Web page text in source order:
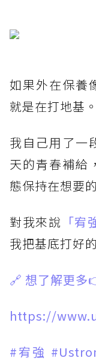
如果外在保養
就是在打地基。
我自己用了一
天的青春補給
態保持在想要
對我來說 「宥
我把基底打好
🔗 想了解更多
https://
#宥強